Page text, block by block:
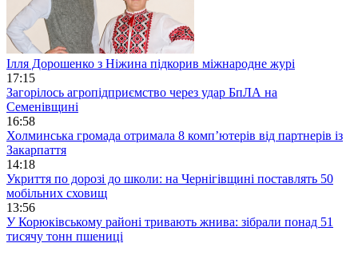
Ілля Дорошенко з Ніжина підкорив міжнародне журі
17:15
Загорілось агропідприємство через удар БпЛА на
Семенівщині
16:58
Холминська громада отримала 8 комп’ютерів від партнерів із
Закарпаття
14:18
Укриття по дорозі до школи: на Чернігівщині поставлять 50
мобільних сховищ
13:56
У Корюківському районі тривають жнива: зібрали понад 51
тисячу тонн пшениці